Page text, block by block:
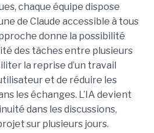
chaque équipe dispose
de Claude accessible à tous
donne la possibilité
des tâches entre plusieurs
la reprise d’un travail
et de réduire les
les échanges. L’IA devient
dans les discussions,
sur plusieurs jours.